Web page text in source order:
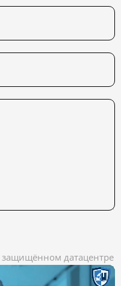
датацентре